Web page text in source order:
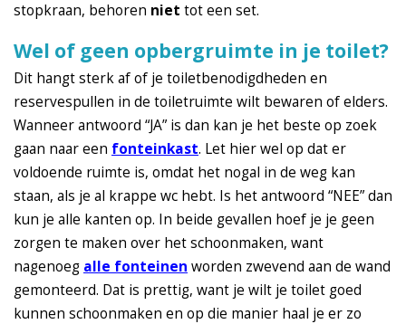
stopkraan, behoren niet tot een set.
Wel of geen opbergruimte in je toilet?
Dit hangt sterk af of je toiletbenodigdheden en
reservespullen in de toiletruimte wilt bewaren of elders.
Wanneer antwoord “JA” is dan kan je het beste op zoek
gaan naar een fonteinkast. Let hier wel op dat er
voldoende ruimte is, omdat het nogal in de weg kan
staan, als je al krappe wc hebt. Is het antwoord “NEE” dan
kun je alle kanten op. In beide gevallen hoef je je geen
zorgen te maken over het schoonmaken, want
nagenoeg alle fonteinen worden zwevend aan de wand
gemonteerd. Dat is prettig, want je wilt je toilet goed
kunnen schoonmaken en op die manier haal je er zo